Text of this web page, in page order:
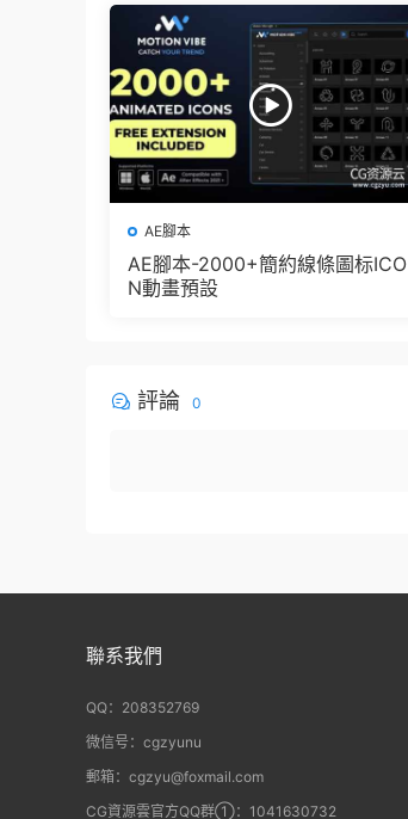
AE腳本
AE腳本-2000+簡約線條圖标ICO
N動畫預設
評論 0
聯系我們
QQ：208352769
微信号：cgzyunu
郵箱：cgzyu@foxmail.com
CG資源雲官方QQ群①：1041630732